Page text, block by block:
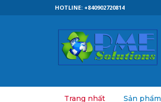
HOTLINE: +840902720814
Trang nhất Sản phẩm